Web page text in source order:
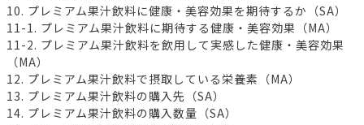
10. プレミアム果汁飲料に健康・美容効果を期待するか（SA）
11-1. プレミアム果汁飲料に期待する健康・美容効果（MA）
11-2. プレミアム果汁飲料を飲用して実感した健康・美容効果
（MA）
12. プレミアム果汁飲料で摂取している栄養素（MA）
13. プレミアム果汁飲料の購入先（SA）
14. プレミアム果汁飲料の購入数量（SA）